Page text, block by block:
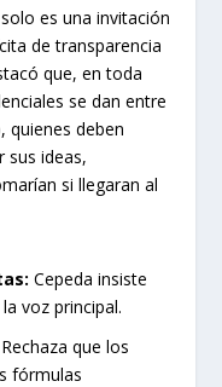
es una invitación
de transparencia
que, en toda
se dan entre
quienes deben
sus ideas,
si llegaran al
Cepeda insiste
voz principal.
Rechaza que los
fórmulas